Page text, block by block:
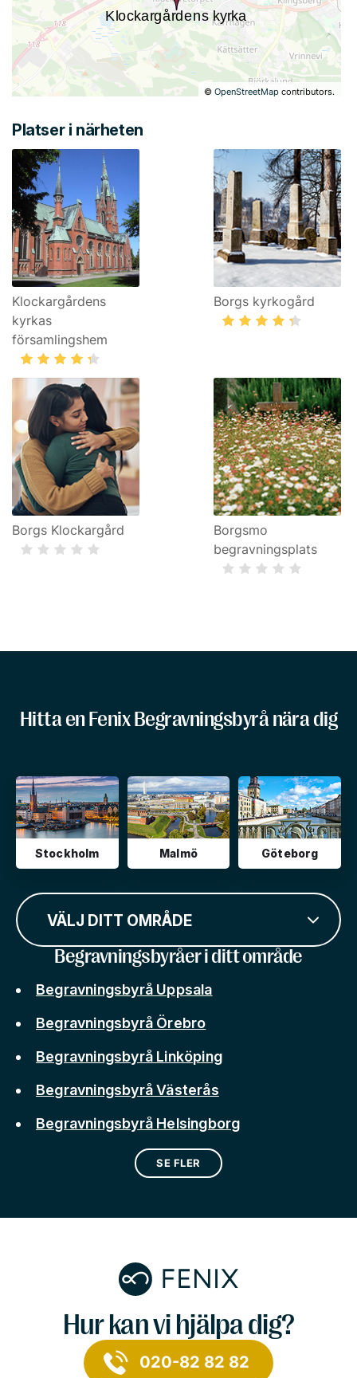
©OpenStreetMap contributors.
Platser i närheten
Klockargårdens
kyrkas
församlingshem
Borgs kyrkogård
Borgs Klockargård
Borgsmo
begravningsplats
Hitta en Fenix Begravningsbyrå nära dig
Stockholm Malmö Göteborg
VÄLJ DITT OMRÅDE
Begravningsbyråer i ditt område
Begravningsbyrå Uppsala
Begravningsbyrå Örebro
Begravningsbyrå Linköping
Begravningsbyrå Västerås
Begravningsbyrå Helsingborg
SE FLER
Hur kan vi hjälpa dig?
020-82 82 82